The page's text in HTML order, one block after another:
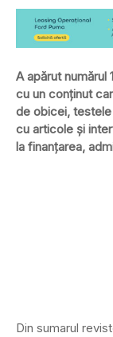
A apărut numărul
cu un conţinut
de obicei,
cu articole şi
la finanţarea,
Din sumarul